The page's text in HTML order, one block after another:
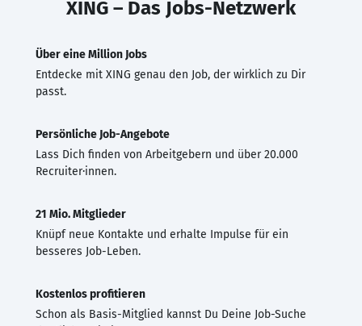
XING – Das Jobs-Netzwerk
Über eine Million Jobs
Entdecke mit XING genau den Job, der wirklich zu Dir
passt.
Persönliche Job-Angebote
Lass Dich finden von Arbeitgebern und über 20.000
Recruiter·innen.
21 Mio. Mitglieder
Knüpf neue Kontakte und erhalte Impulse für ein
besseres Job-Leben.
Kostenlos profitieren
Schon als Basis-Mitglied kannst Du Deine Job-Suche